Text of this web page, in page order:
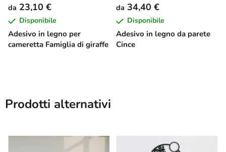
Adesivo in legno per
cameretta Famiglia di giraffe
da 23,10 €
Disponibile
Adesivo in legno da parete
Cince
da 34,40 €
Disponibile
Prodotti alternativi